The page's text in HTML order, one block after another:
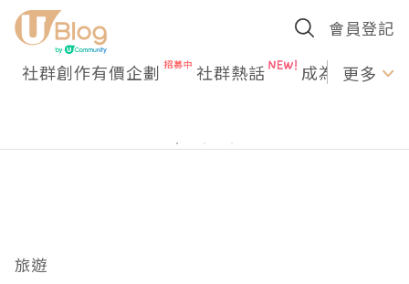
會員登記
社群創作有價企劃 社群熱話 成為U更多
旅遊